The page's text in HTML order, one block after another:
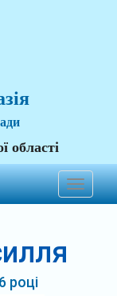
області
Toggle
році